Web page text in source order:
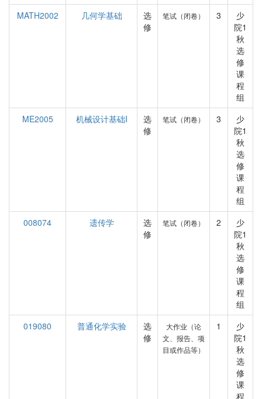
MATH2002
几何学基础
选
修
笔试（闭卷） 3
少
院1
秋
选
修
课
程
组
ME2005
机械设计基础I
选
修
笔试（闭卷） 3
少
院1
秋
选
修
课
程
组
008074
遗传学
选
修
笔试（闭卷） 2
少
院1
秋
选
修
课
程
组
019080
普通化学实验
选
修
大作业（论
文、报告、项
目或作品等）
1
少
院1
秋
选
修
课
程